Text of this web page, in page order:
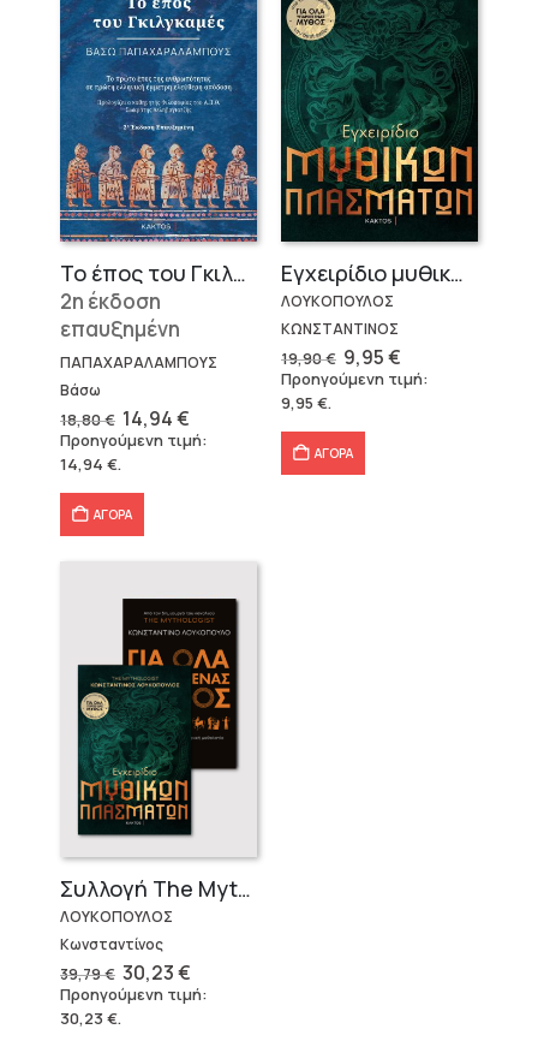
Το έπος του Γκιλγκαμές
2η έκδοση
επαυξημένη
ΠΑΠΑΧΑΡΑΛΑΜΠΟΥΣ
Βάσω
18,80€ Original
price
was:
18,80 €.
14,94€Η
τρέχουσα
τιμή
Προηγούμενη τιμή:
14,94 €.
ΑΓΟΡΑ
Εγχειρίδιο μυθικών πλασμάτων
ΛΟΥΚΟΠΟΥΛΟΣ
ΚΩΝΣΤΑΝΤΙΝΟΣ
19,90€ Original
price
was:
9,95€Η
τρέχουσα
τιμή
Προηγούμενη τιμή:
9,95 €.
ΑΓΟΡΑ
Συλλογή The Mythologist (2 βιβλία)
ΛΟΥΚΟΠΟΥΛΟΣ
Κωνσταντίνος
39,79€ Original
price
was:
39,79 €.
30,23€Η
τρέχουσα
τιμή
Προηγούμενη τιμή:
30,23€.